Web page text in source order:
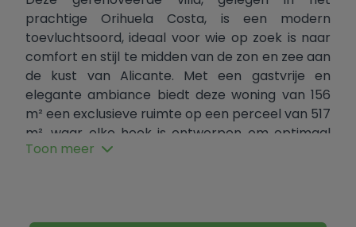
prachtige Orihuela Costa, is een modern
toevluchtsoord, ideaal voor wie op zoek is naar
comfort en stijl te midden van de zon en zee aan
de kust van Alicante. Met een gastvrije en
elegante ambiance biedt deze woning van 156
m² een exclusieve ruimte op een perceel van 517
m², waar elke hoek is ontworpen om optimaal
van het leven te genieten.
te creëren. Daarnaast zijn er drie badkamers,
Toon meer